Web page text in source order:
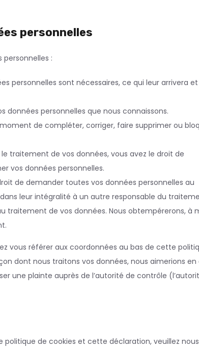
personnelles
:
personnelles sont nécessaires, ce qui leur arrivera et
données personnelles que nous connaissons.
de compléter, corriger, faire supprimer ou
traitement de vos données, vous avez le droit de
vos données personnelles.
de demander toutes vos données personnelles au
leur intégralité à un autre responsable du
traitement de vos données. Nous obtempérerons, à
vous référer aux coordonnées au bas de cette
dont nous traitons vos données, nous aimerions en
une plainte auprès de l’autorité de contrôle
de cookies et cette déclaration, veuillez nous